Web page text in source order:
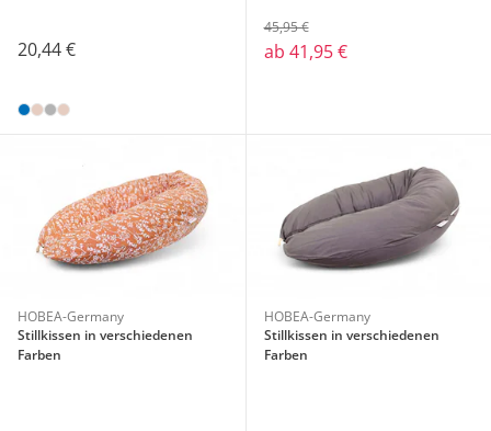
20,44 €
45,95 €
ab 41,95 €
HOBEA-Germany
Stillkissen in verschiedenen
Farben
HOBEA-Germany
Stillkissen in verschiedenen
Farben